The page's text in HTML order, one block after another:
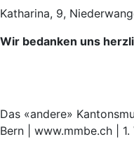
Katharina, 9,
Wir bedanken uns
Das «andere»
Bern | www.mmbe.ch |